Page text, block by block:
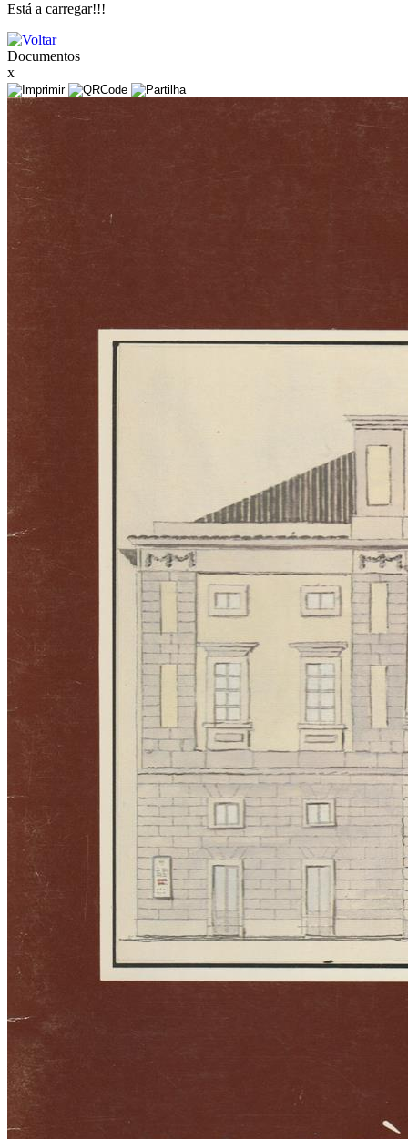
Está a carregar!!!
Documentos
x